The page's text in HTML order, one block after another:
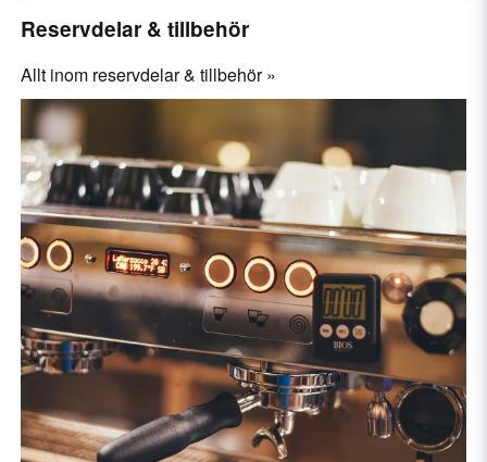
Reservdelar & tillbehör
Allt inom reservdelar & tillbehör »